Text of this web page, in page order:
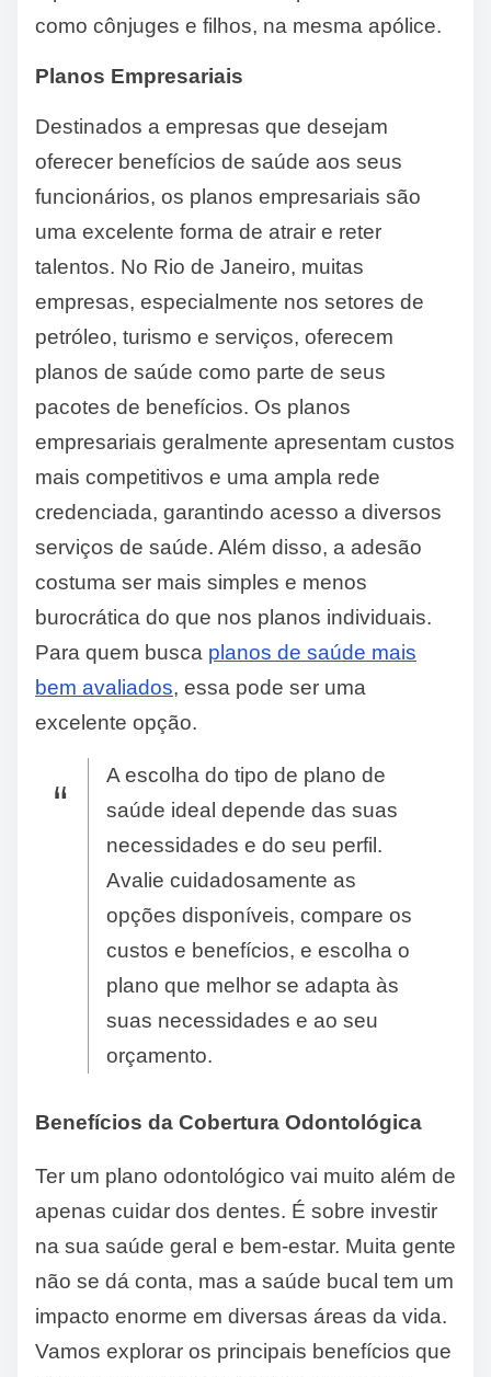
como cônjuges e filhos, na mesma apólice.
Planos Empresariais
Destinados a empresas que desejam
oferecer benefícios de saúde aos seus
funcionários, os planos empresariais são
uma excelente forma de atrair e reter
talentos. No Rio de Janeiro, muitas
empresas, especialmente nos setores de
petróleo, turismo e serviços, oferecem
planos de saúde como parte de seus
pacotes de benefícios. Os planos
empresariais geralmente apresentam custos
mais competitivos e uma ampla rede
credenciada, garantindo acesso a diversos
serviços de saúde. Além disso, a adesão
costuma ser mais simples e menos
burocrática do que nos planos individuais.
Para quem busca planos de saúde mais
bem avaliados, essa pode ser uma
excelente opção.
A escolha do tipo de plano de
saúde ideal depende das suas
necessidades e do seu perfil.
Avalie cuidadosamente as
opções disponíveis, compare os
custos e benefícios, e escolha o
plano que melhor se adapta às
suas necessidades e ao seu
orçamento.
Benefícios da Cobertura Odontológica
Ter um plano odontológico vai muito além de
apenas cuidar dos dentes. É sobre investir
na sua saúde geral e bem-estar. Muita gente
não se dá conta, mas a saúde bucal tem um
impacto enorme em diversas áreas da vida.
Vamos explorar os principais benefícios que